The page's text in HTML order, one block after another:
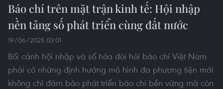
Báo chí trên mặt trận kinh tế: Hội nhập
nền tảng số phát triển cùng đất nước
19/06/2025 03:01
Bối cảnh hội nhập và số hóa đòi hỏi báo chí Việt Nam
phải có những định hướng mô hình đa phương tiện mới
không chỉ đảm bảo phát triển báo chí bền vững mà còn